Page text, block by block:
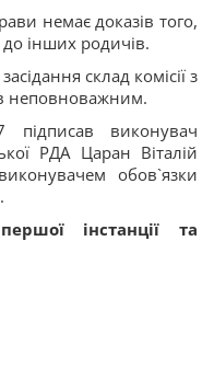
немає доказів того,
інших родичів.
склад комісії з
неповноважним.
виконувач
РДА Царан Віталій
обов`язки
інстанції та